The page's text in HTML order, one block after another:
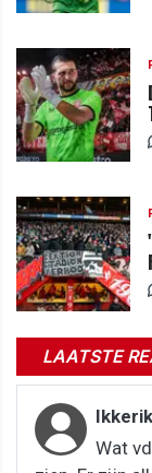
LAATSTE
Wat